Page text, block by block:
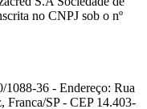
no CNPJ sob o nº
36 - Endereço: Rua
SP - CEP 14.403-